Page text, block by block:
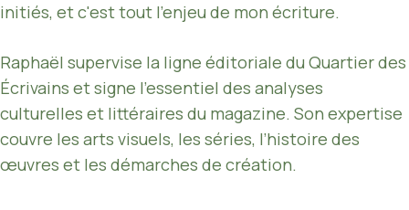
initiés, et c'est tout l'enjeu de mon écriture.
Raphaël supervise la ligne éditoriale du Quartier des
Écrivains et signe l’essentiel des analyses
culturelles et littéraires du magazine. Son expertise
couvre les arts visuels, les séries, l’histoire des
œuvres et les démarches de création.